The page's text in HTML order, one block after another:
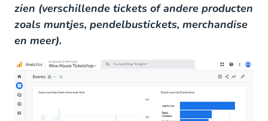
zien (verschillende tickets of andere producten
zoals muntjes, pendelbustickets, merchandise
en meer).